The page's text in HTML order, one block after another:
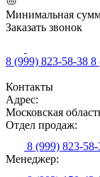
Минимальная
Заказать звонок
8 (999) 823-58-38 8
Контакты
Адрес:
Московская
Отдел продаж:
8 (999) 823-58-
Менеджер: